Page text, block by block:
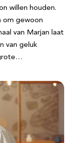
willen houden.
om gewoon
van Marjan laat
van geluk